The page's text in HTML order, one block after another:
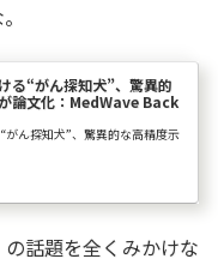
る“がん探知犬”、驚異的
論文化：MedWave Back
がん探知犬”、驚異的な高精度示
話題を全くみかけな